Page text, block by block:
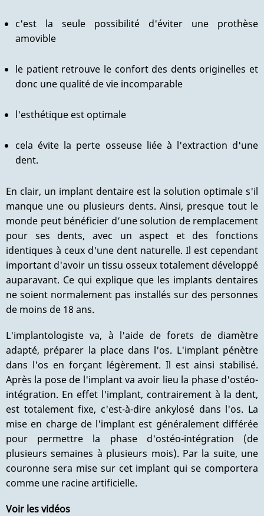
c'est la seule possibilité d'éviter une prothèse
amovible
le patient retrouve le confort des dents originelles et
donc une qualité de vie incomparable
l'esthétique est optimale
cela évite la perte osseuse liée à l'extraction d'une
dent.
En clair, un implant dentaire est la solution optimale s'il
manque une ou plusieurs dents. Ainsi, presque tout le
monde peut bénéficier d’une solution de remplacement
pour ses dents, avec un aspect et des fonctions
identiques à ceux d'une dent naturelle. Il est cependant
important d'avoir un tissu osseux totalement développé
auparavant. Ce qui explique que les implants dentaires
ne soient normalement pas installés sur des personnes
de moins de 18 ans.
L'implantologiste va, à l'aide de forets de diamètre
adapté, préparer la place dans l'os. L'implant pénètre
dans l'os en forçant légèrement. Il est ainsi stabilisé.
Après la pose de l'implant va avoir lieu la phase d'ostéo-
intégration. En effet l'implant, contrairement à la dent,
est totalement fixe, c'est-à-dire ankylosé dans l'os. La
mise en charge de l'implant est généralement différée
pour permettre la phase d'ostéo-intégration (de
plusieurs semaines à plusieurs mois). Par la suite, une
couronne sera mise sur cet implant qui se comportera
comme une racine artificielle.
Voir les vidéos